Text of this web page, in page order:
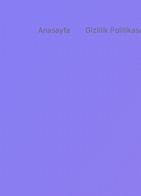
Anasayfa Gizlilik Politikası